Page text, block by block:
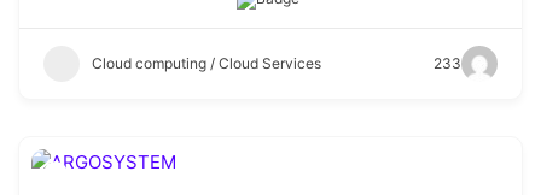
Cloud computing / Cloud Services 233